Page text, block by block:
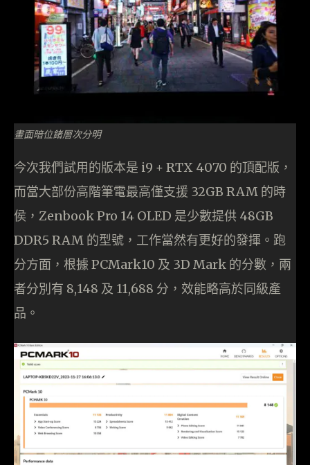
畫面暗位鍺層次分明
今次我們試用的版本是 i9 + RTX 4070 的頂配版，
而當大部份高階筆電最高僅支援 32GB RAM 的時
侯，Zenbook Pro 14 OLED 是少數提供 48GB
DDR5 RAM 的型號，工作當然有更好的發揮。跑
分方面，根據 PCMark10 及 3D Mark 的分數，兩
者分別有 8,148 及 11,688 分，效能略高於同級產
品。